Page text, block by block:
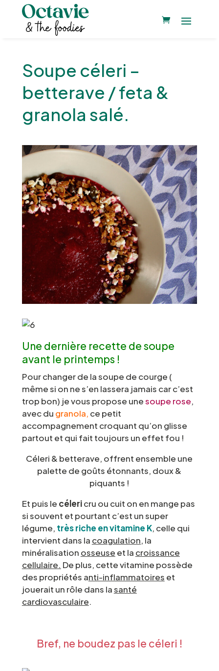
Soupe céleri –
betterave / feta &
granola salé.
Une dernière recette de soupe
avant le printemps !
Pour changer de la soupe de courge (
même si on ne s’en lassera jamais car c’est
trop bon) je vous propose unesoupe rose,
avec du granola, ce petit
accompagnement croquant qu’on glisse
partout et qui fait toujours un effet fou !
Céleri & betterave, offrent ensemble une
palette de goûts étonnants, doux &
piquants !
Et puis le célericru ou cuit on en mange pas
si souvent et pourtant c’est un super
légume, très riche en vitamine K, celle qui
intervient dans la coagulation, la
minéralisation osseuse et la croissance
cellulaire. De plus, cette vitamine possède
des propriétés anti-inflammatoires et
jouerait un rôle dans lasanté
cardiovasculaire.
Bref, ne boudez pas le céleri !